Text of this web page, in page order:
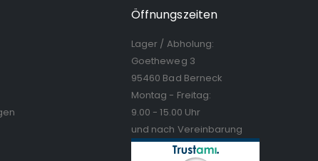
Öffnungszeiten
Lager / Abholung:
Goetheweg 3
95460 Bad Berneck
Montag - Freitag:
9.00 - 15.00 Uhr
und nach Vereinbarung